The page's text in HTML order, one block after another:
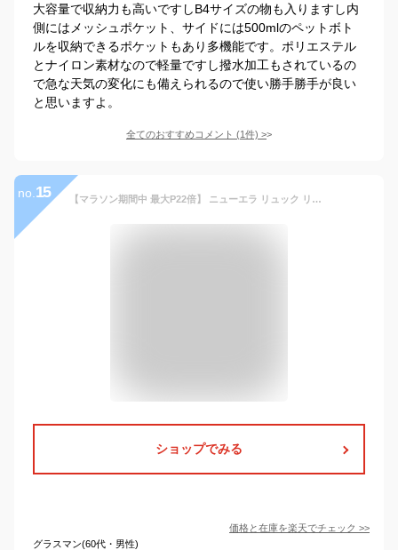
大容量で収納力も高いですしB4サイズの物も入りますし内
側にはメッシュポケット、サイドには500mlのペットボト
ルを収納できるポケットもあり多機能です。ポリエステル
とナイロン素材なので軽量ですし撥水加工もされているの
で急な天気の変化にも備えられるので使い勝手勝手が良い
と思いますよ。
全てのおすすめコメント (1件) >
no. 15 【マラソン期間中 最大P22倍】 ニューエラ リュック リュックサック バッグ デイパック 27L 大容量 NEWERA Light Pack ライトパック メンズ レディース キッズ ポイント10倍 送料無料 あす楽 誕生日プレゼント ギフト ラッピング無料 通勤 通学 ビジネスリュック 母の日
ショップでみる
価格と在庫を楽天でチェック >>
グラスマン(60代・男性)